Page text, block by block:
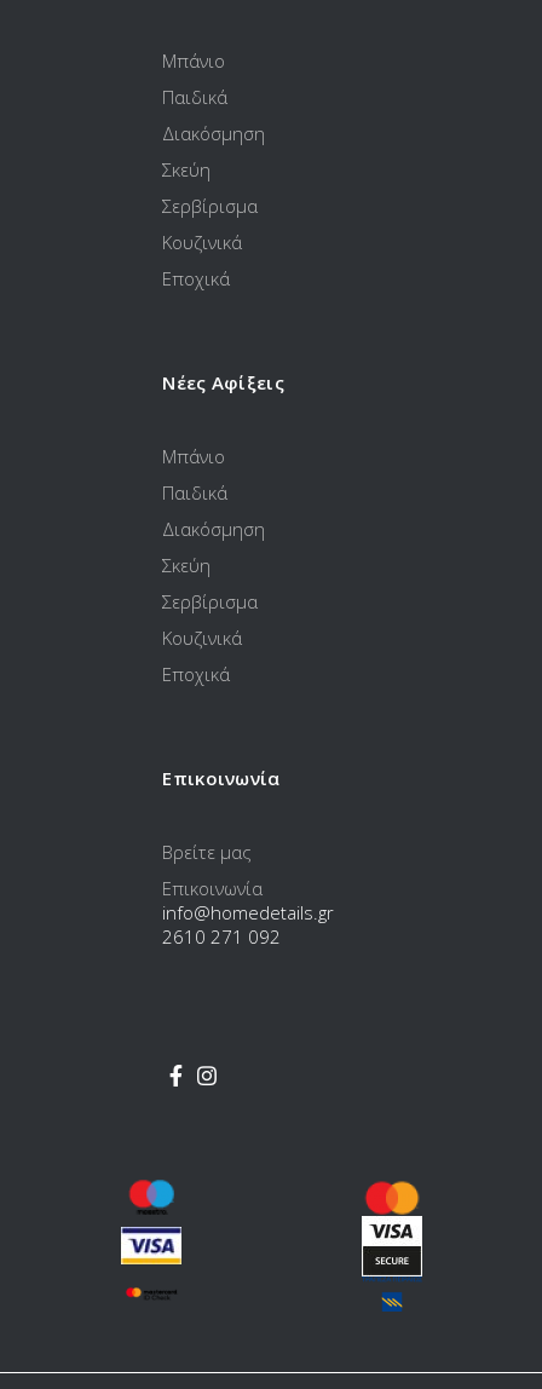
Μπάνιο
Παιδικά
Διακόσμηση
Σκεύη
Σερβίρισμα
Κουζινικά
Εποχικά
Νέες Αφίξεις
Μπάνιο
Παιδικά
Διακόσμηση
Σκεύη
Σερβίρισμα
Κουζινικά
Εποχικά
Επικοινωνία
Βρείτε μας
Επικοινωνία
info@homedetails.gr
2610 271 092